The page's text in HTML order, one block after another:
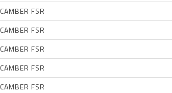
CAMBER FSR
CAMBER FSR
CAMBER FSR
CAMBER FSR
CAMBER FSR